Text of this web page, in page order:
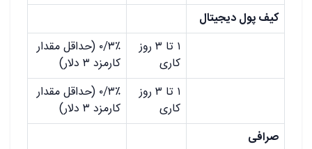
کیف پول دیجیتال
۱ تا ۳ روز
کاری
۰/۳٪ (حداقل مقدار
کارمزد ۳ دلار)
۱ تا ۳ روز
کاری
۰/۳٪ (حداقل مقدار
کارمزد ۳ دلار)
صرافی